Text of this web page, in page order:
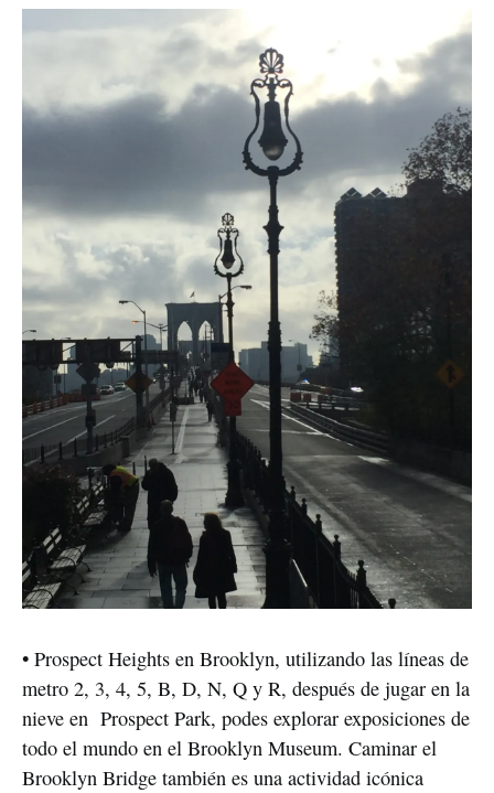
• Prospect Heights en Brooklyn, utilizando las líneas de
metro 2, 3, 4, 5, B, D, N, Q y R, después de jugar en la
nieve en  Prospect Park, podes explorar exposiciones de
todo el mundo en el Brooklyn Museum. Caminar el
Brooklyn Bridge también es una actividad icónica